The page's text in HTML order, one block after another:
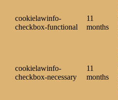
cookielawinfo-
checkbox-functional
11
months
cookielawinfo-
checkbox-necessary
11
months